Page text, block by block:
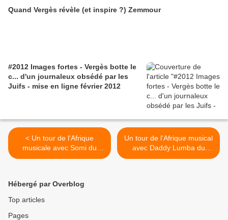
Quand Vergès révèle (et inspire ?) Zemmour
#2012 Images fortes - Vergès botte le
c... d'un journaleux obsédé par les
Juifs - mise en ligne février 2012
< Un tour de l'Afrique
musicale avec Somi du
Rwanda
Un tour de l'Afrique musical
avec Daddy Lumba du
Ghana >
Hébergé par Overblog
Top articles
Pages